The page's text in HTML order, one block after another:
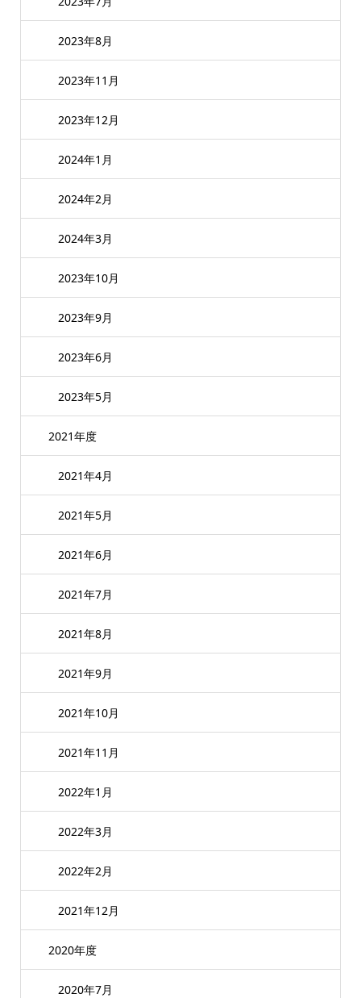
2023年8月
2023年11月
2023年12月
2024年1月
2024年2月
2024年3月
2023年10月
2023年9月
2023年6月
2023年5月
2021年度
2021年4月
2021年5月
2021年6月
2021年7月
2021年8月
2021年9月
2021年10月
2021年11月
2022年1月
2022年3月
2022年2月
2021年12月
2020年度
2020年7月